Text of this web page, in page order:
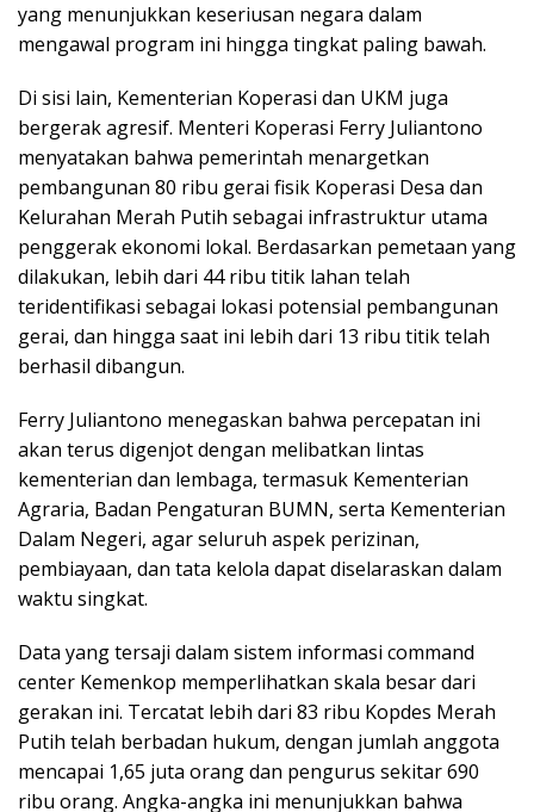
yang menunjukkan keseriusan negara dalam
mengawal program ini hingga tingkat paling bawah.
Di sisi lain, Kementerian Koperasi dan UKM juga
bergerak agresif. Menteri Koperasi Ferry Juliantono
menyatakan bahwa pemerintah menargetkan
pembangunan 80 ribu gerai fisik Koperasi Desa dan
Kelurahan Merah Putih sebagai infrastruktur utama
penggerak ekonomi lokal. Berdasarkan pemetaan yang
dilakukan, lebih dari 44 ribu titik lahan telah
teridentifikasi sebagai lokasi potensial pembangunan
gerai, dan hingga saat ini lebih dari 13 ribu titik telah
berhasil dibangun.
Ferry Juliantono menegaskan bahwa percepatan ini
akan terus digenjot dengan melibatkan lintas
kementerian dan lembaga, termasuk Kementerian
Agraria, Badan Pengaturan BUMN, serta Kementerian
Dalam Negeri, agar seluruh aspek perizinan,
pembiayaan, dan tata kelola dapat diselaraskan dalam
waktu singkat.
Data yang tersaji dalam sistem informasi command
center Kemenkop memperlihatkan skala besar dari
gerakan ini. Tercatat lebih dari 83 ribu Kopdes Merah
Putih telah berbadan hukum, dengan jumlah anggota
mencapai 1,65 juta orang dan pengurus sekitar 690
ribu orang. Angka-angka ini menunjukkan bahwa